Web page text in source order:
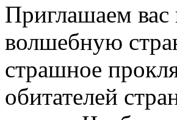
Приглашаем вас
волшебную
страшное
обитателей